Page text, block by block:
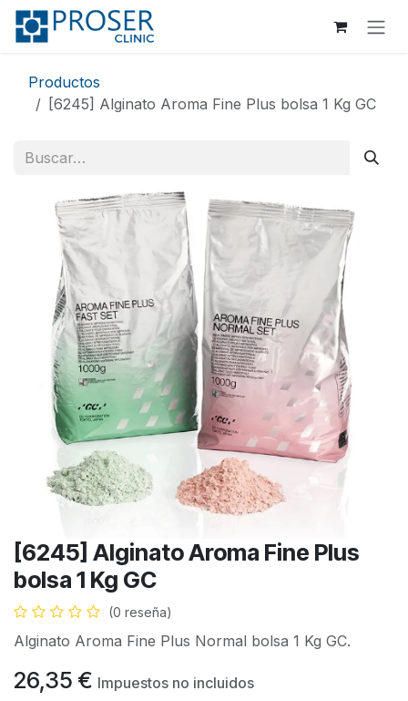
Ir al contenido
Productos
[6245] Alginato Aroma Fine Plus bolsa 1 Kg GC
[6245] Alginato Aroma Fine Plus
bolsa 1 Kg GC
(0 reseña)
Alginato Aroma Fine Plus Normal bolsa 1 Kg GC.
26,35 € Impuestos no incluidos